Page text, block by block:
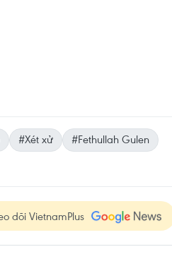
#Xét xử
#Fethullah Gulen
dõi VietnamPlus